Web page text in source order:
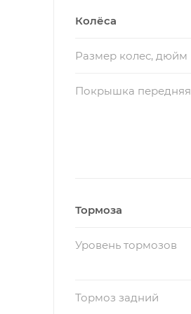
Колёса
Размер колес, дюйм
Покрышка передняя
Тормоза
Уровень тормозов
Тормоз задний